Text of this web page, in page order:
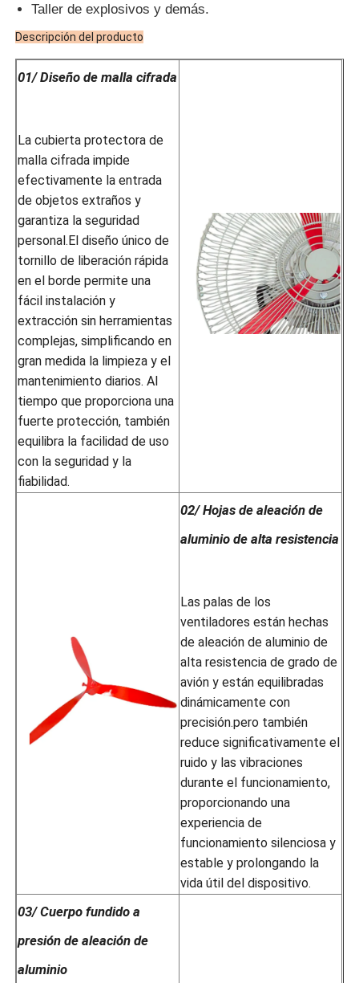
Taller de explosivos y demás.
Descripción del producto
01/ Diseño de malla cifrada
La cubierta protectora de
malla cifrada impide
efectivamente la entrada
de objetos extraños y
garantiza la seguridad
personal.El diseño único de
tornillo de liberación rápida
en el borde permite una
fácil instalación y
extracción sin herramientas
complejas, simplificando en
gran medida la limpieza y el
mantenimiento diarios. Al
tiempo que proporciona una
fuerte protección, también
equilibra la facilidad de uso
con la seguridad y la
fiabilidad.
02/ Hojas de aleación de
aluminio de alta resistencia
Las palas de los
ventiladores están hechas
de aleación de aluminio de
alta resistencia de grado de
avión y están equilibradas
dinámicamente con
precisión.pero también
reduce significativamente el
ruido y las vibraciones
durante el funcionamiento,
proporcionando una
experiencia de
funcionamiento silenciosa y
estable y prolongando la
vida útil del dispositivo.
03/ Cuerpo fundido a
presión de aleación de
aluminio